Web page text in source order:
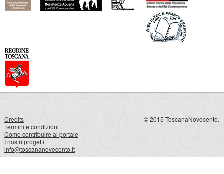
Credits
Termini e condizioni
Come contribuire al portale
I nostri progetti
info@toscananovecento.it
© 2015 ToscanaNovecento.